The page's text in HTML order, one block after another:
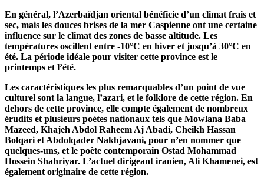
En général, l’Azerbaïdjan oriental bénéficie d’un climat frais et
sec, mais les douces brises de la mer Caspienne ont une certaine
influence sur le climat des zones de basse altitude. Les
températures oscillent entre -10°C en hiver et jusqu’à 30°C en
été. La période idéale pour visiter cette province est le
printemps et l’été.
Les caractéristiques les plus remarquables d’un point de vue
culturel sont la langue, l’azari, et le folklore de cette région. En
dehors de cette province, elle compte également de nombreux
érudits et plusieurs poètes nationaux tels que Mowlana Baba
Mazeed, Khajeh Abdol Raheem Aj Abadi, Cheikh Hassan
Bolqari et Abdolqader Nakhjavani, pour n’en nommer que
quelques-uns, et le poète contemporain Ostad Mohammad
Hossein Shahriyar. L’actuel dirigeant iranien, Ali Khamenei, est
également originaire de cette région.